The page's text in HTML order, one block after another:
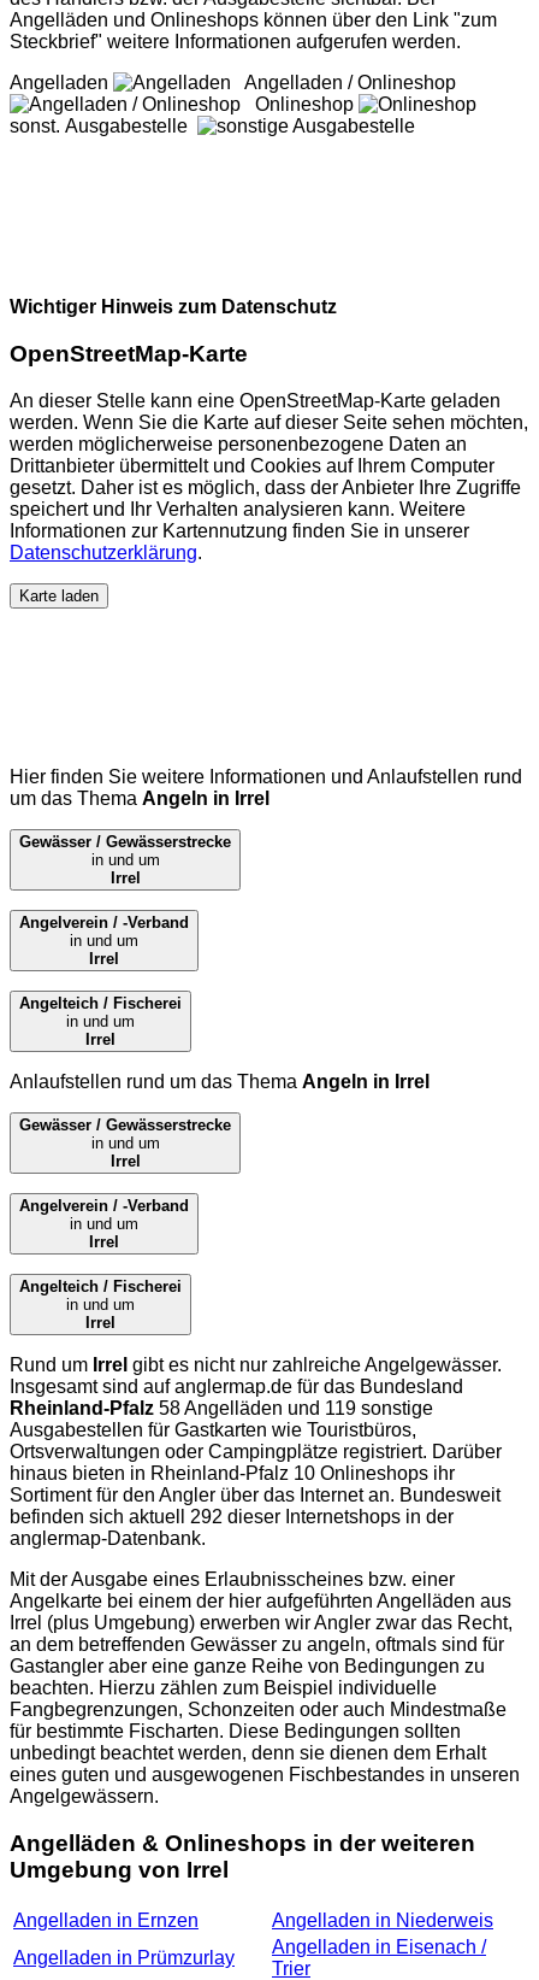
Angelläden und Onlineshops können über den Link "zum
Steckbrief" weitere Informationen aufgerufen werden.
Angelladen
Angelladen / Onlineshop
Onlineshop
sonst. Ausgabestelle
Wichtiger Hinweis zum Datenschutz
OpenStreetMap-Karte
An dieser Stelle kann eine OpenStreetMap-Karte geladen
werden. Wenn Sie die Karte auf dieser Seite sehen möchten,
werden möglicherweise personenbezogene Daten an
Drittanbieter übermittelt und Cookies auf Ihrem Computer
gesetzt. Daher ist es möglich, dass der Anbieter Ihre Zugriffe
speichert und Ihr Verhalten analysieren kann. Weitere
Informationen zur Kartennutzung finden Sie in unserer
Datenschutzerklärung.
Karte laden
Hier finden Sie weitere Informationen und Anlaufstellen rund
um das Thema Angeln in Irrel
Gewässer / Gewässerstrecke
in und um
Irrel
Angelverein / -Verband
in und um
Irrel
Angelteich / Fischerei
in und um
Irrel
Anlaufstellen rund um das Thema Angeln in Irrel
Gewässer / Gewässerstrecke
in und um
Irrel
Angelverein / -Verband
in und um
Irrel
Angelteich / Fischerei
in und um
Irrel
Rund um Irrel gibt es nicht nur zahlreiche Angelgewässer.
Insgesamt sind aufanglermap.de für das Bundesland
Rheinland-Pfalz 58 Angelläden und 119 sonstige
Ausgabestellen für Gastkarten wie Touristbüros,
Ortsverwaltungen oder Campingplätze registriert. Darüber
hinaus bieten in Rheinland-Pfalz 10 Onlineshops ihr
Sortiment für den Angler über das Internet an. Bundesweit
befinden sich aktuell 292 dieser Internetshops in der
anglermap-Datenbank.
Mit der Ausgabe eines Erlaubnisscheines bzw. einer
Angelkarte bei einem der hier aufgeführten Angelläden aus
Irrel (plus Umgebung) erwerben wir Angler zwar das Recht,
an dem betreffenden Gewässer zu angeln, oftmals sind für
Gastangler aber eine ganze Reihe von Bedingungen zu
beachten. Hierzu zählen zum Beispiel individuelle
Fangbegrenzungen, Schonzeiten oder auch Mindestmaße
für bestimmte Fischarten. Diese Bedingungen sollten
unbedingt beachtet werden, denn sie dienen dem Erhalt
eines guten und ausgewogenen Fischbestandes in unseren
Angelgewässern.
Angelläden & Onlineshops in der weiteren
Umgebung von Irrel
Angelladen in Ernzen
Angelladen in Niederweis
Angelladen in Prümzurlay
Angelladen in Eisenach /
Trier